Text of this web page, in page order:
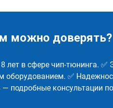
можно доверять?
лет в сфере чип-тюнинга.
оборудованием. ✅
— подробные консультации